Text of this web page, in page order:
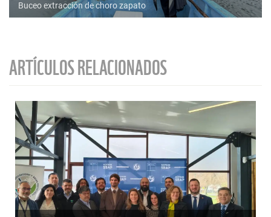
Buceo extracción de choro zapato
ARTÍCULOS RELACIONADOS